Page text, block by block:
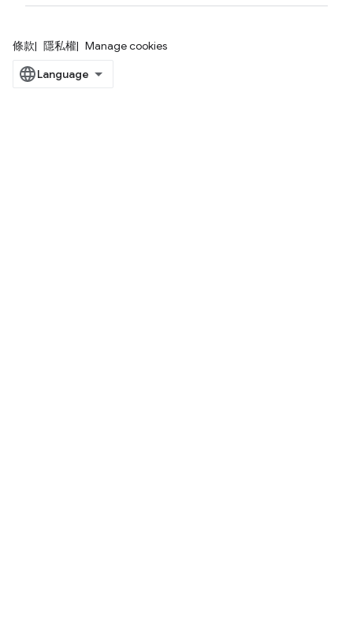
條款 隱私權 Manage cookies